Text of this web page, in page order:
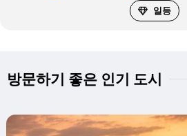
일등
방문하기 좋은 인기 도시